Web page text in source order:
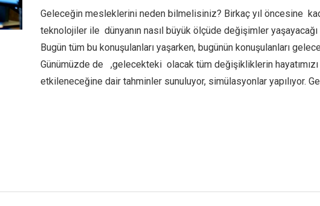
Geleceğin mesleklerini neden bilmelisiniz? Birkaç yıl öncesine
teknolojiler ile dünyanın nasıl büyük ölçüde değişimler yaşayacağı
Bugün tüm bu konuşulanları yaşarken, bugünün konuşulanları
Günümüzde de ,gelecekteki olacak tüm değişikliklerin
etkileneceğine dair tahminler sunuluyor, simülasyonlar yapılıyor.